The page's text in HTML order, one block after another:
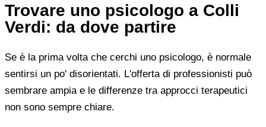
Trovare uno psicologo a Colli
Verdi: da dove partire
Se è la prima volta che cerchi uno psicologo, è normale
sentirsi un po' disorientati. L'offerta di professionisti può
sembrare ampia e le differenze tra approcci terapeutici
non sono sempre chiare.